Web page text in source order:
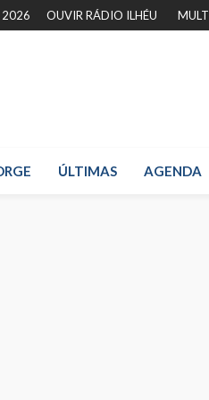
2026 OUVIR RÁDIO ILHÉU
ÚLTIMAS AGENDA